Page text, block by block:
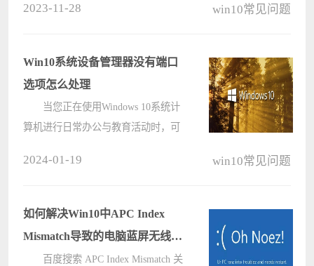
手机方法： 1、首先我们进入设
置????
2023-11-28 win10常见问题
Win10系统设备管理器没有端口
选项怎么处理
当您正在使用Windows 10系统计
算机进行日常办公与教育活动时，可
条建议！ win10设备管理器没有
端????
2024-01-19 win10常见问题
如何解决Win10中APC Index
Mismatch导致的电脑蓝屏无线重
百度搜索 APC Index Mismatch 关